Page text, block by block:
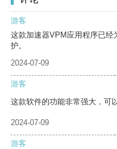
游客
这款加速器VPM应用程序已经
护。
2024-07-09
游客
这款软件的功能非常强大，可
2024-07-09
游客